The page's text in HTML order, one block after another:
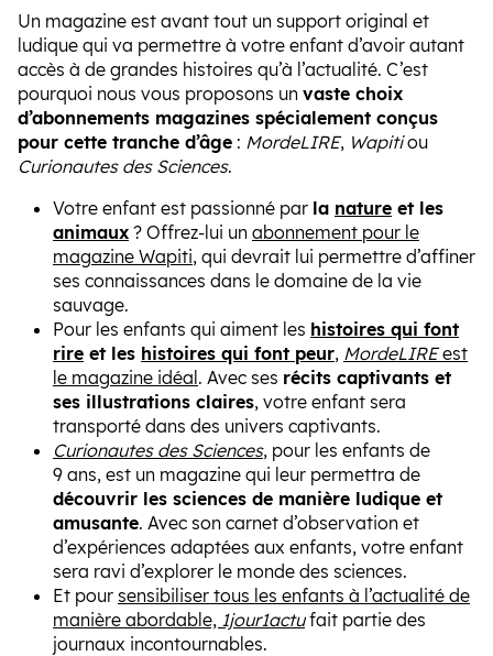
Un magazine est avant tout un support original et
ludique qui va permettre à votre enfant d’avoir autant
accès à de grandes histoires qu’à l’actualité. C’est
pourquoi nous vous proposons un vaste choix
d’abonnements magazines spécialement conçus
pour cette tranche d’âge : MordeLIRE, Wapitiou
Curionautes des Sciences.
Votre enfant est passionné par la nature et les
animaux ? Offrez-lui un abonnement pour le
magazine Wapiti, qui devrait lui permettre d’affiner
ses connaissances dans le domaine de la vie
sauvage.
Pour les enfants qui aiment les histoires qui font
rire et les histoires qui font peur, MordeLIREest
le magazine idéal. Avec ses récits captivants et
ses illustrations claires, votre enfant sera
transporté dans des univers captivants.
Curionautes des Sciences, pour les enfants de
9 ans, est un magazine qui leur permettra de
découvrir les sciences de manière ludique et
amusante. Avec son carnet d’observation et
d’expériences adaptées aux enfants, votre enfant
sera ravi d’explorer le monde des sciences.
Et pour sensibiliser tous les enfants à l’actualité de
manière abordable, 1jour1actufait partie des
journaux incontournables.